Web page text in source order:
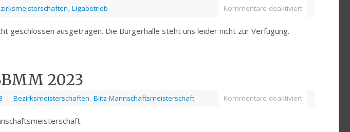
, Ligabetrieb Kommentare deaktiviert
geschlossen ausgetragen. Die Bürgerhalle steht uns leider nicht zur Verfügung.
2023
| Bezirksmeisterschaften, Blitz-Mannschaftsmeisterschaft Kommentare deaktiviert